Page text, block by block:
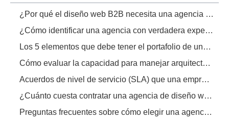
¿Por qué el diseño web B2B necesita una agencia especializada?
¿Cómo identificar una agencia con verdadera experiencia en proyectos empresariales?
Los 5 elementos que debe tener el portafolio de una agencia B2B
Cómo evaluar la capacidad para manejar arquitecturas de información complejas
Acuerdos de nivel de servicio (SLA) que una empresa debe exigir
¿Cuánto cuesta contratar una agencia de diseño web B2B?
Preguntas frecuentes sobre cómo elegir una agencia de diseño web B2B